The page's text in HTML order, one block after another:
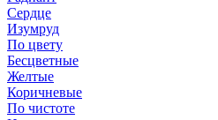
Сердце
Изумруд
По цвету
Бесцветные
Желтые
Коричневые
По чистоте